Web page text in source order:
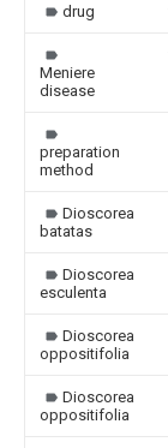
drug
Meniere
disease
preparation
method
Dioscorea
batatas
Dioscorea
esculenta
Dioscorea
oppositifolia
Dioscorea
oppositifolia